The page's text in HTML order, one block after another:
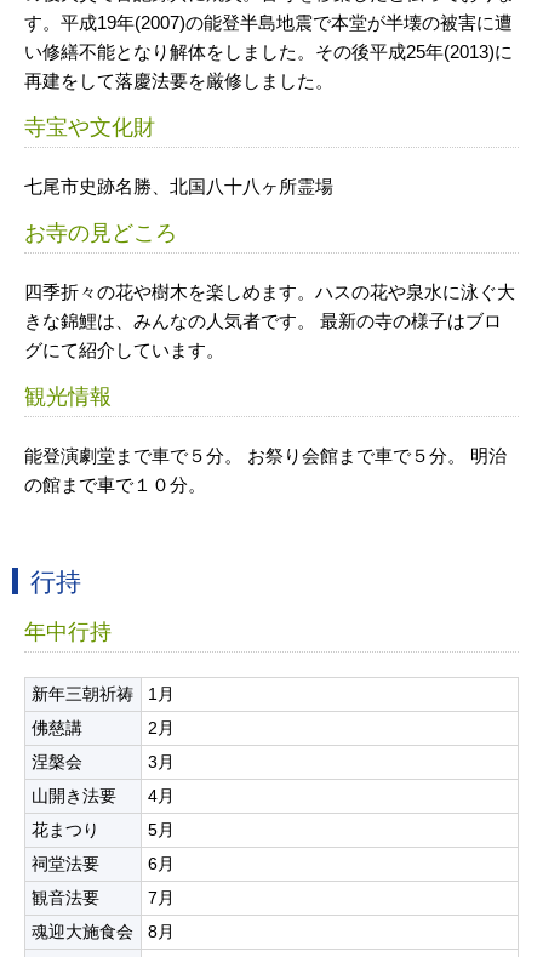
す。平成19年(2007)の能登半島地震で本堂が半壊の被害に遭
い修繕不能となり解体をしました。その後平成25年(2013)に
再建をして落慶法要を厳修しました。
寺宝や文化財
七尾市史跡名勝、北国八十八ヶ所霊場
お寺の見どころ
四季折々の花や樹木を楽しめます。ハスの花や泉水に泳ぐ大
きな錦鯉は、みんなの人気者です。 最新の寺の様子はブロ
グにて紹介しています。
観光情報
能登演劇堂まで車で５分。 お祭り会館まで車で５分。 明治
の館まで車で１０分。
行持
年中行持
新年三朝祈祷
1月
佛慈講
2月
涅槃会
3月
山開き法要
4月
花まつり
5月
祠堂法要
6月
観音法要
7月
魂迎大施食会
8月